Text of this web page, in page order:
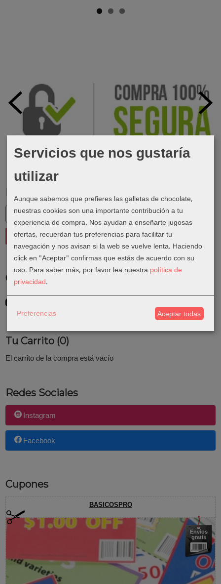
Costes de Envío
GRATIS *
Tu Carrito (0)
El carrito de la compra está vacío
Redes Sociales
Instagram
Facebook
Cupones
BASICOSPRO
Envíos
gratis
Servicios que nos gustaría
utilizar
Aunque sabemos que prefieres las galletas de chocolate,
nuestras cookies son una importante contribución a tu
experiencia de compra. Nos ayudan a enseñarte jugosas
ofertas, recuerdan tus preferencias para facilitar tu
navegación y nos avisan si la web se vuelve lenta. Haciendo
click en "Aceptar" confirmas que estás de acuerdo con su
uso. Para saber más, por favor lea nuestra política de
privacidad.
Preferencias Aceptar todas